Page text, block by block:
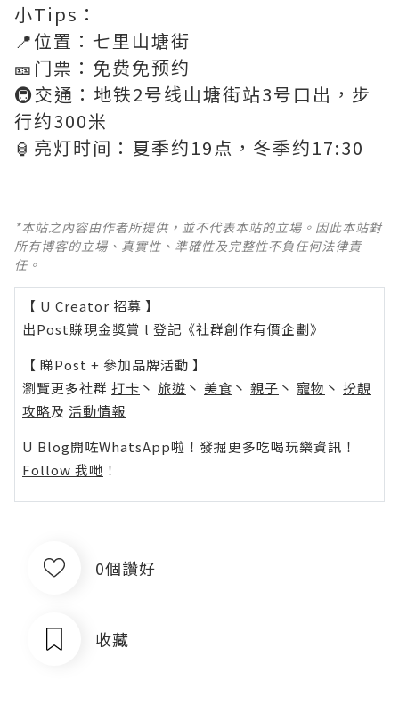
小Tips：
📍位置：七里山塘街
🎫门票：免费免预约
🚇交通：地铁2号线山塘街站3号口出，步
行约300米
🏮亮灯时间：夏季约19点，冬季约17:30
*本站之內容由作者所提供，並不代表本站的立場。因此本站對
所有博客的立場、真實性、準確性及完整性不負任何法律責
任。
【 U Creator 招募 】
出Post賺現金獎賞 l 登記《社群創作有價企劃》
【 睇Post + 參加品牌活動 】
瀏覽更多社群 打卡 丶 旅遊 丶 美食 丶 親子 丶 寵物 丶 扮靚
攻略及 活動情報
U Blog開咗WhatsApp啦！發掘更多吃喝玩樂資訊！
Follow 我哋 ！
0個讚好
收藏